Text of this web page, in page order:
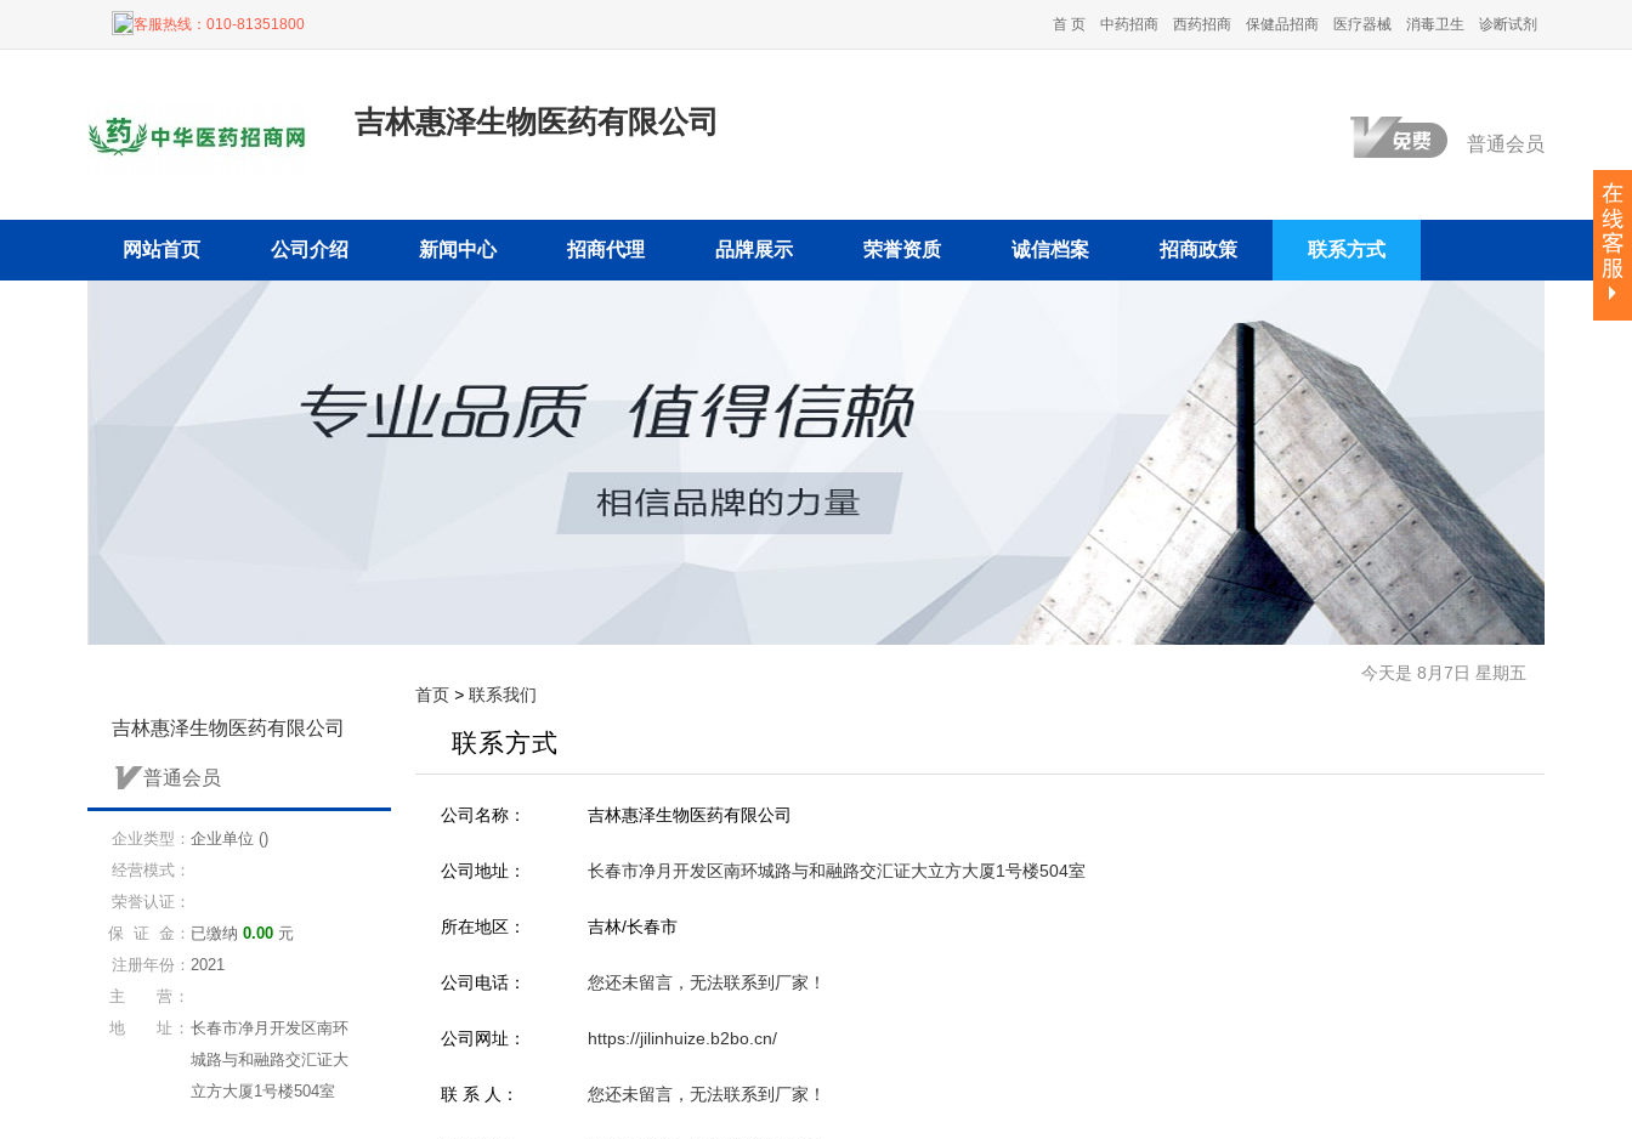
客服热线： 010-81351800 首 页 中药招商 西药招商 保健品招商 医疗器械 消毒卫生 诊断试剂
吉林惠泽生物医药有限公司
普通会员
网站首页 公司介绍 新闻中心 招商代理 品牌展示 荣誉资质 诚信档案 招商政策 联系方式
今天是 8月7日 星期五
吉林惠泽生物医药有限公司
普通会员
企业类型： 企业单位 ()
经营模式：
荣誉认证：
保 证 金： 已缴纳 0.00 元
注册年份： 2021
主 营：
地 址： 长春市净月开发区南环
城路与和融路交汇证大
立方大厦1号楼504室
首页 > 联系我们
联系方式
公司名称： 吉林惠泽生物医药有限公司
公司地址： 长春市净月开发区南环城路与和融路交汇证大立方大厦1号楼504室
所在地区： 吉林/长春市
公司电话： 您还未留言，无法联系到厂家！
公司网址： https://jilinhuize.b2bo.cn/
联 系 人： 您还未留言，无法联系到厂家！